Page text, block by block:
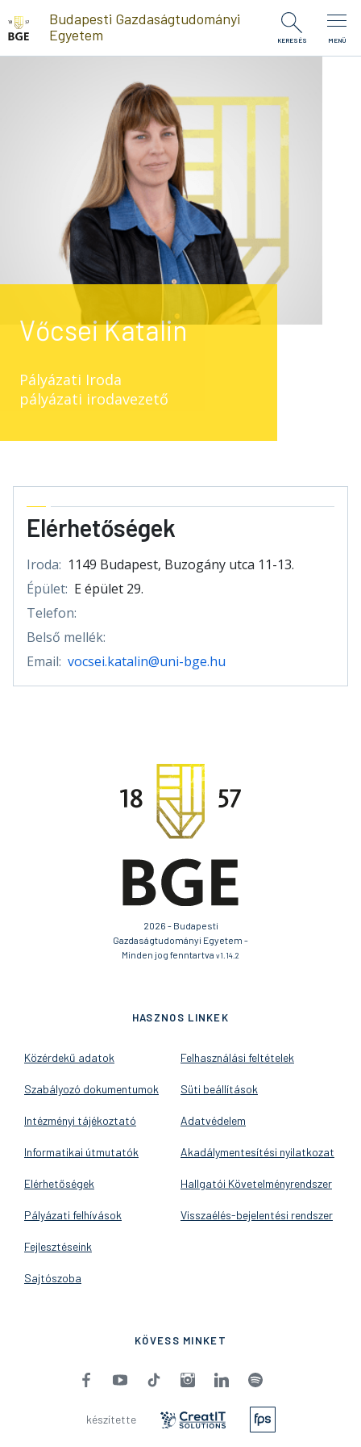
Ugrás a tartalomra
Budapesti Gazdaságtudományi
Egyetem
KERESÉS MENÜ
Vőcsei Katalin
Pályázati Iroda
pályázati irodavezető
Elérhetőségek
Iroda: 1149 Budapest, Buzogány utca 11-13.
Épület: E épület 29.
Telefon:
Belső mellék:
Email: vocsei.katalin@uni-bge.hu
2026 - Budapesti
Gazdaságtudományi Egyetem -
Minden jog fenntartva v1.14.2
HASZNOS LINKEK
Közérdekű adatok
Szabályozó dokumentumok
Intézményi tájékoztató
Informatikai útmutatók
Elérhetőségek
Pályázati felhívások
Fejlesztéseink
Sajtószoba
Felhasználási feltételek
Süti beállítások
Adatvédelem
Akadálymentesítési nyilatkozat
Hallgatói Követelményrendszer
Visszaélés-bejelentési rendszer
KÖVESS MINKET
készítette